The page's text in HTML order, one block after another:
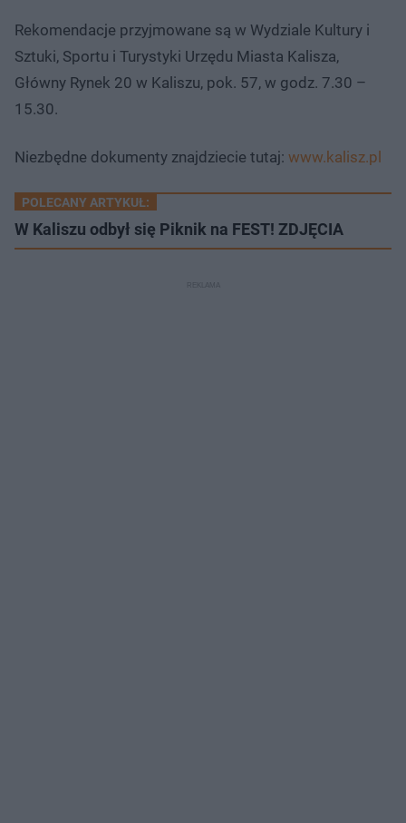
Rekomendacje przyjmowane są w Wydziale Kultury i
Sztuki, Sportu i Turystyki Urzędu Miasta Kalisza,
Główny Rynek 20 w Kaliszu, pok. 57, w godz. 7.30 –
15.30.
Niezbędne dokumenty znajdziecie tutaj: www.kalisz.pl
POLECANY ARTYKUŁ:
W Kaliszu odbył się Piknik na FEST! ZDJĘCIA